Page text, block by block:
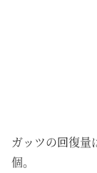
ガッツの回復量
個。